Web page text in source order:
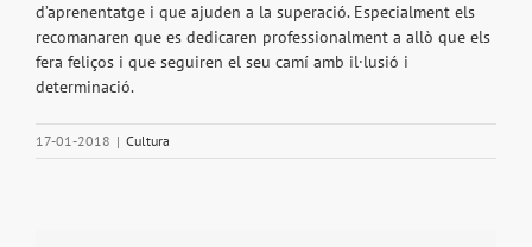
d’aprenentatge i que ajuden a la superació. Especialment els
recomanaren que es dedicaren professionalment a allò que els
fera feliços i que seguiren el seu camí amb il·lusió i
determinació.
17-01-2018 | Cultura